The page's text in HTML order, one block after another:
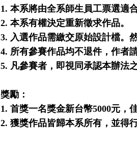
1. 本系將由全系師生員工票選適
2. 本系有權決定重新徵求作品。
3. 入選作品需繳交原始設計檔。
4. 所有參賽作品均不退件，作者
5. 凡參賽者，即視同承認本辦法
獎勵：
1. 首獎一名獎金新台幣5000元，
2. 獲獎作品皆歸本系所有，並得